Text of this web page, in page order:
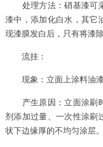
处理方法：硝基漆可采
漆中，添加化白水，其它
现漆膜发白后，只有将漆
流挂：
现象：立面上涂料油漆
产生原因：立面涂刷时
剂添加过量、一次性涂刷
状下边缘厚的不均匀涂层。